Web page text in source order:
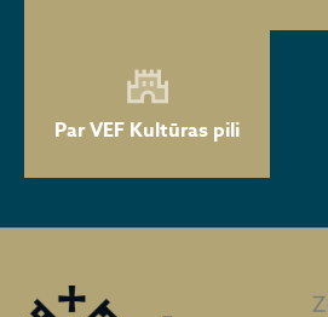
Par VEF Kultūras pili